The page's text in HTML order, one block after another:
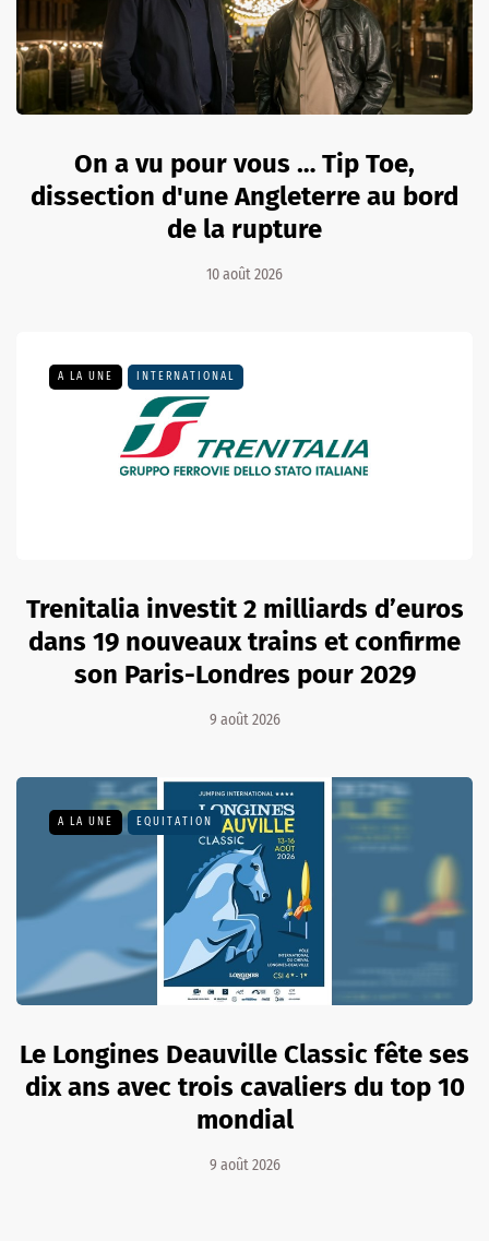
On a vu pour vous … Tip Toe,
dissection d'une Angleterre au bord
de la rupture
10 août 2026
A LA UNE INTERNATIONAL
Trenitalia investit 2 milliards d’euros
dans 19 nouveaux trains et confirme
son Paris-Londres pour 2029
9 août 2026
A LA UNE EQUITATION
Le Longines Deauville Classic fête ses
dix ans avec trois cavaliers du top 10
mondial
9 août 2026